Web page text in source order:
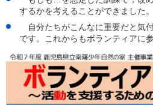
するかを考えることができました。
自分たちがこんなに重要だと気
です。これからもボランティアに